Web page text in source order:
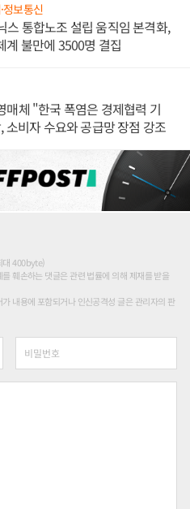
정보통신
스 통합노조 설립 움직임 본격화,
계 불만에 3500명 결집
매체 "한국 폭염은 경제협력 기
소비자 수요와 공급망 장점 강조
대 400byte)
훼손하는 댓글은 관련 법률에 의해 제재를 받을
내용에 포함되거나 인신공격성 글은 관리자의 판